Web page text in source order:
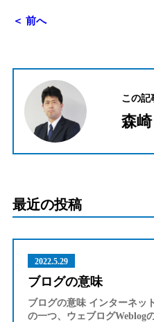
＜ 前へ
この記
森
最近の投稿
2022.5.29
ブログの意味
ブログの意味 インターネッ
の一つ、ウェブログWeblog